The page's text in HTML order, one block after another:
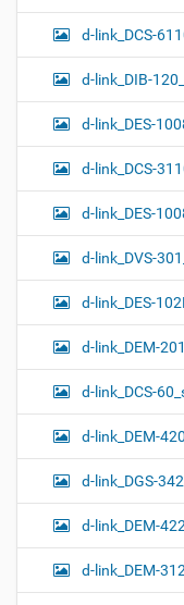
d-link_DCS-
d-link_DIB-
d-link_DES-
d-link_DCS-
d-link_DES-
d-link_DVS-
d-link_DES-
d-link_DEM-
d-link_DCS-
d-link_DEM-
d-link_DGS-
d-link_DEM-
d-link_DEM-